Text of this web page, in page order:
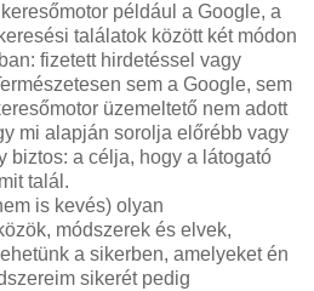
például a Google, a
találatok között két módon
fizetett hirdetéssel vagy
sem a Google, sem
üzemeltető nem adott
mi alapján sorolja előrébb vagy
biztos: a célja, hogy a látogató
talál.
is kevés) olyan
módszerek és elvek,
a sikerben, amelyeket én
sikerét pedig